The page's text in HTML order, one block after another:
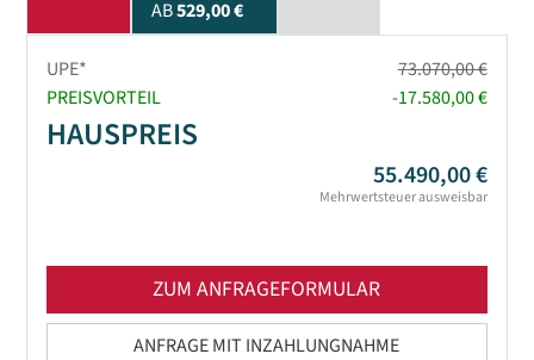
AB529,00 €
UPE*
73.070,00 €
PREISVORTEIL
-17.580,00 €
HAUSPREIS
55.490,00 €
Mehrwertsteuer ausweisbar
ZUM ANFRAGEFORMULAR
ANFRAGE MIT INZAHLUNGNAHME